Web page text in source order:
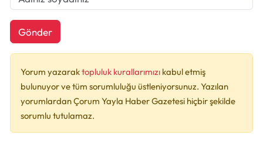
Gönder
Yorum yazaraktopluluk kurallarımızı kabul etmiş
bulunuyor ve tüm sorumluluğu üstleniyorsunuz. Yazılan
yorumlardan Çorum Yayla Haber Gazetesi hiçbir şekilde
sorumlu tutulamaz.